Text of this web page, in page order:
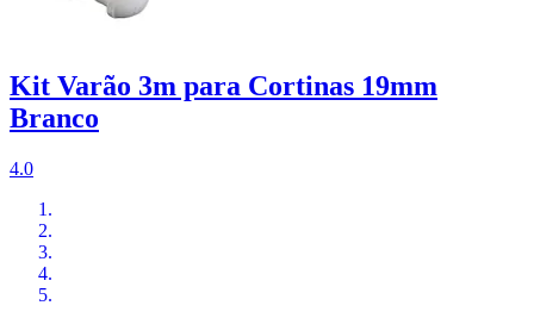
Kit Varão 3m para Cortinas 19mm
Branco
4.0